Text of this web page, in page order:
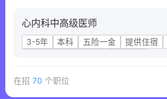
心内科中高级医师
3-5年
本科 五险一金 提供住宿
在招 70 个职位